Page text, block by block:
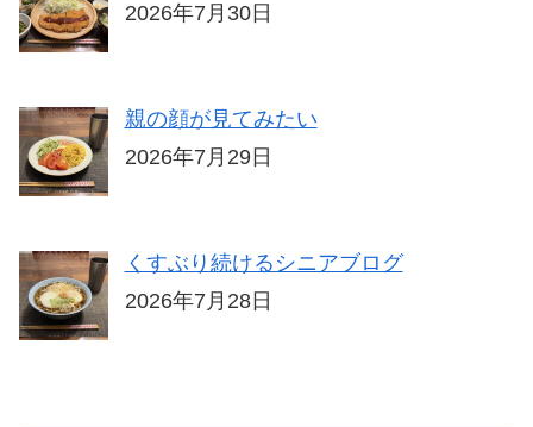
2026年7月30日
親の顔が見てみたい
2026年7月29日
くすぶり続けるシニアブログ
2026年7月28日